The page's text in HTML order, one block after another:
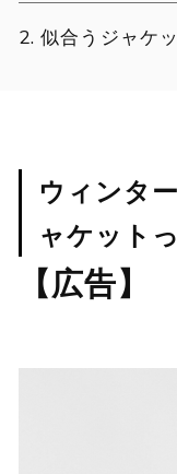
似合うジャケ
ウィンタ
ャケット
【広告】